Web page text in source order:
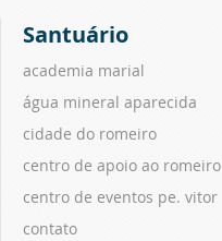
Santuário
academia marial
água mineral aparecida
cidade do romeiro
centro de apoio ao romeiro
centro de eventos pe. vitor
contato